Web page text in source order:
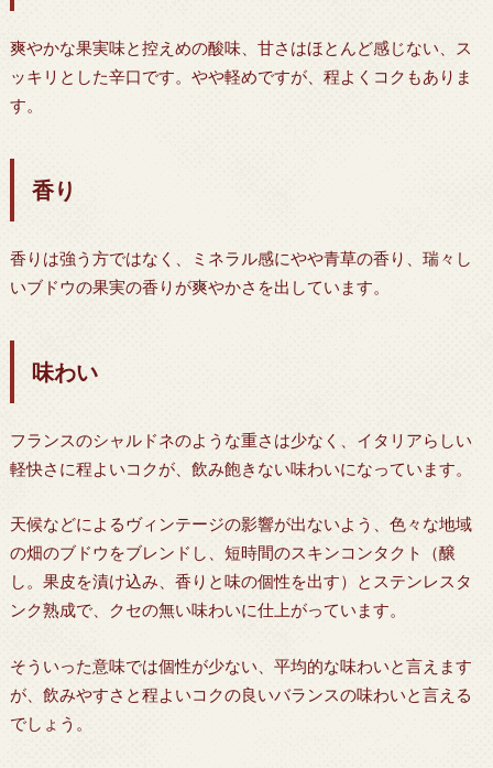
爽やかな果実味と控えめの酸味、甘さはほとんど感じない、ス
ッキリとした辛口です。やや軽めですが、程よくコクもありま
す。
香り
香りは強う方ではなく、ミネラル感にやや青草の香り、瑞々し
いブドウの果実の香りが爽やかさを出しています。
味わい
フランスのシャルドネのような重さは少なく、イタリアらしい
軽快さに程よいコクが、飲み飽きない味わいになっています。
天候などによるヴィンテージの影響が出ないよう、色々な地域
の畑のブドウをブレンドし、短時間のスキンコンタクト（醸
し。果皮を漬け込み、香りと味の個性を出す）とステンレスタ
ンク熟成で、クセの無い味わいに仕上がっています。
そういった意味では個性が少ない、平均的な味わいと言えます
が、飲みやすさと程よいコクの良いバランスの味わいと言える
でしょう。